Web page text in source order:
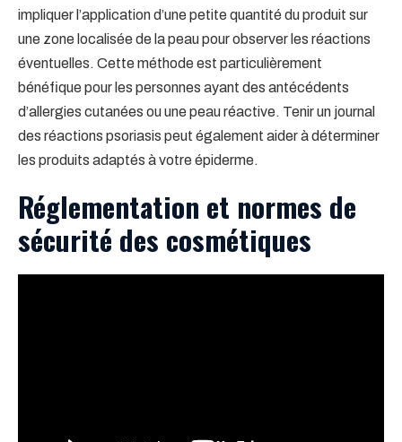
impliquer l’application d’une petite quantité du produit sur
une zone localisée de la peau pour observer les réactions
éventuelles. Cette méthode est particulièrement
bénéfique pour les personnes ayant des antécédents
d’allergies cutanées ou une peau réactive. Tenir un journal
des réactions psoriasis peut également aider à déterminer
les produits adaptés à votre épiderme.
Réglementation et normes de
sécurité des cosmétiques